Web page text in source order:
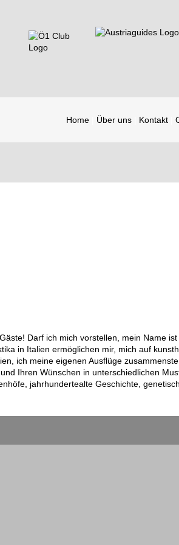
Home Über uns Kontakt
Darf ich mich vorstellen, mein Name
in Italien ermöglichen mir, mich auf
ich meine eigenen Ausflüge
Ihren Wünschen in unterschiedlichen
jahrhundertealte Geschichte,